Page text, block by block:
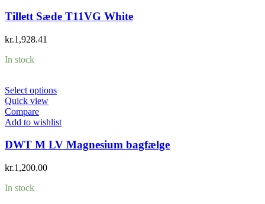
Tillett Sæde T11VG White
kr.1,928.41
In stock
Select options
Quick view
Compare
Add to wishlist
DWT M LV Magnesium bagfælge
kr.1,200.00
In stock